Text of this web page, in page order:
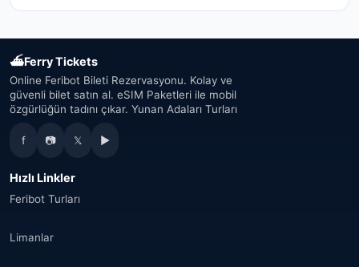
⛴Ferry Tickets
Online Feribot Bileti Rezervasyonu. Kolay ve
güvenli bilet satın al. eSIM Paketleri ile mobil
özgürlüğün tadını çıkar. Yunan Adaları Turları
f 📷 𝕏 ▶
Hızlı Linkler
Feribot Turları
Limanlar